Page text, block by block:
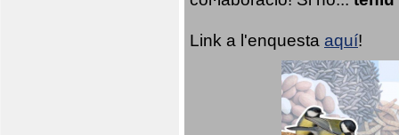
Link a l'enquesta aquí!